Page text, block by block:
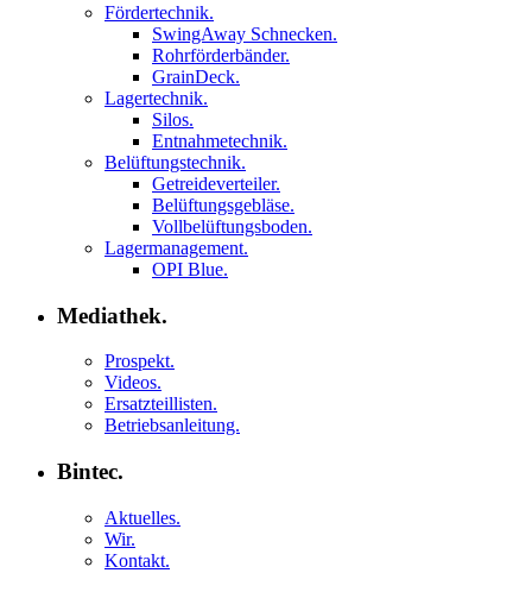
Fördertechnik.
SwingAway Schnecken.
Rohrförderbänder.
GrainDeck.
Lagertechnik.
Silos.
Entnahmetechnik.
Belüftungstechnik.
Getreideverteiler.
Belüftungsgebläse.
Vollbelüftungsboden.
Lagermanagement.
OPI Blue.
Mediathek.
Prospekt.
Videos.
Ersatzteillisten.
Betriebsanleitung.
Bintec.
Aktuelles.
Wir.
Kontakt.